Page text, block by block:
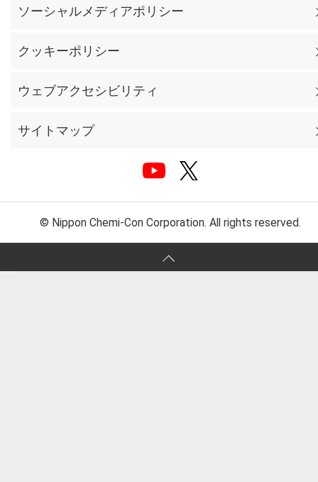
ソーシャルメディアポリシー
クッキーポリシー
ウェブアクセシビリティ
サイトマップ
© Nippon Chemi-Con Corporation. All rights reserved.